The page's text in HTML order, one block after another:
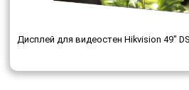
Дисплей для видеостен Hikvision 49"